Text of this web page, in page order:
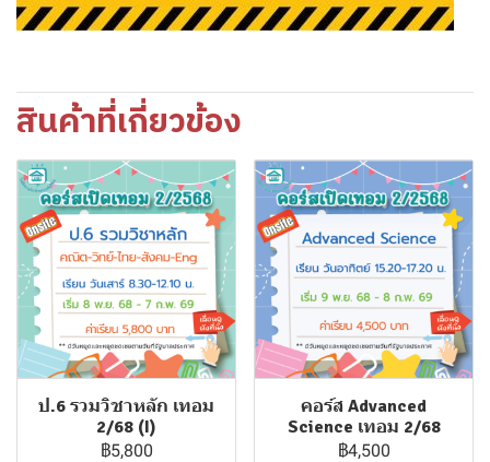
สินค้าที่เกี่ยวข้อง
ป.6 รวมวิชาหลัก เทอม
2/68 (I)
฿5,800
คอร์ส Advanced
Science เทอม 2/68
฿4,500